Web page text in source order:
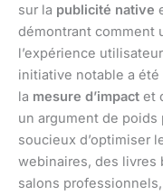
sur la publicité native
démontrant comment
l’expérience
initiative notable a
la mesure d’impact et
un argument de
soucieux d’optimiser
webinaires, des livres
salons